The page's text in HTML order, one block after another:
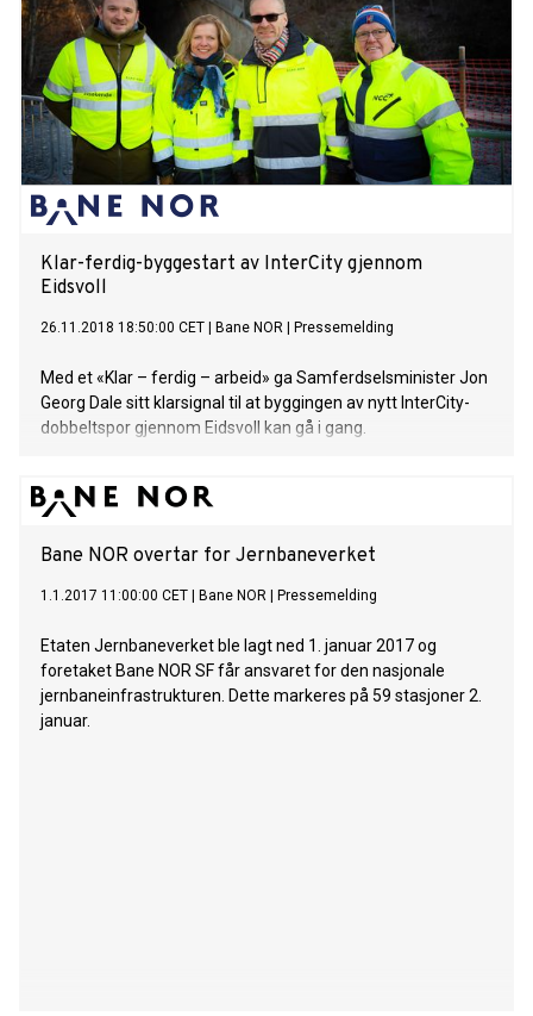
Klar-ferdig-byggestart av InterCity gjennom
Eidsvoll
26.11.2018 18:50:00 CET Bane NOR Pressemelding
Med et «Klar – ferdig – arbeid» ga Samferdselsminister Jon
Georg Dale sitt klarsignal til at byggingen av nytt InterCity-
dobbeltspor gjennom Eidsvoll kan gå i gang.
Bane NOR overtar for Jernbaneverket
1.1.2017 11:00:00 CET Bane NOR Pressemelding
Etaten Jernbaneverket ble lagt ned 1. januar 2017 og
foretaket Bane NOR SF får ansvaret for den nasjonale
jernbaneinfrastrukturen. Dette markeres på 59 stasjoner 2.
januar.